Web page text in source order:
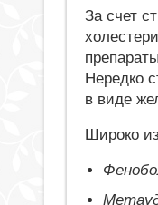
За счет
Нередко
в виде
Широко